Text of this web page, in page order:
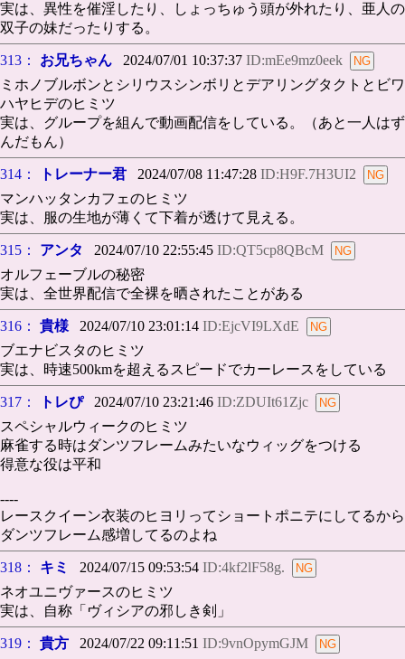
実は、異性を催淫したり、しょっちゅう頭が外れたり、亜人の
双子の妹だったりする。
313： お兄ちゃん 2024/07/01 10:37:37 ID:mEe9mz0eek
ミホノブルボンとシリウスシンボリとデアリングタクトとビワ
ハヤヒデのヒミツ
実は、グループを組んで動画配信をしている。（あと一人はず
んだもん）
314： トレーナー君 2024/07/08 11:47:28 ID:H9F.7H3UI2
マンハッタンカフェのヒミツ
実は、服の生地が薄くて下着が透けて見える。
315： アンタ 2024/07/10 22:55:45 ID:QT5cp8QBcM
オルフェーブルの秘密
実は、全世界配信で全裸を晒されたことがある
316： 貴様 2024/07/10 23:01:14 ID:EjcVI9LXdE
ブエナビスタのヒミツ
実は、時速500kmを超えるスピードでカーレースをしている
317： トレぴ2024/07/10 23:21:46 ID:ZDUIt61Zjc
スペシャルウィークのヒミツ
麻雀する時はダンツフレームみたいなウィッグをつける
得意な役は平和
----
レースクイーン衣装のヒヨリってショートポニテにしてるから
ダンツフレーム感増してるのよね
318： キミ 2024/07/15 09:53:54 ID:4kf2lF58g.
ネオユニヴァースのヒミツ
実は、自称「ヴィシアの邪しき剣」
319： 貴方 2024/07/22 09:11:51 ID:9vnOpymGJM